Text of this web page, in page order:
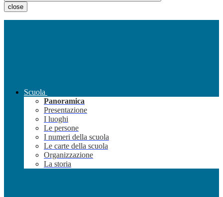
close
Scuola
Panoramica
Presentazione
I luoghi
Le persone
I numeri della scuola
Le carte della scuola
Organizzazione
La storia